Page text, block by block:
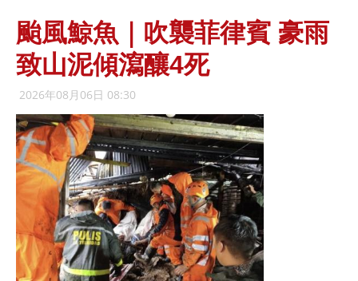
颱風鯨魚｜吹襲菲律賓 豪雨
致山泥傾瀉釀4死
2026年08月06日 08:30